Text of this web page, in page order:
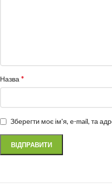
Назва *
Зберегти моє ім'я, e-mail, та